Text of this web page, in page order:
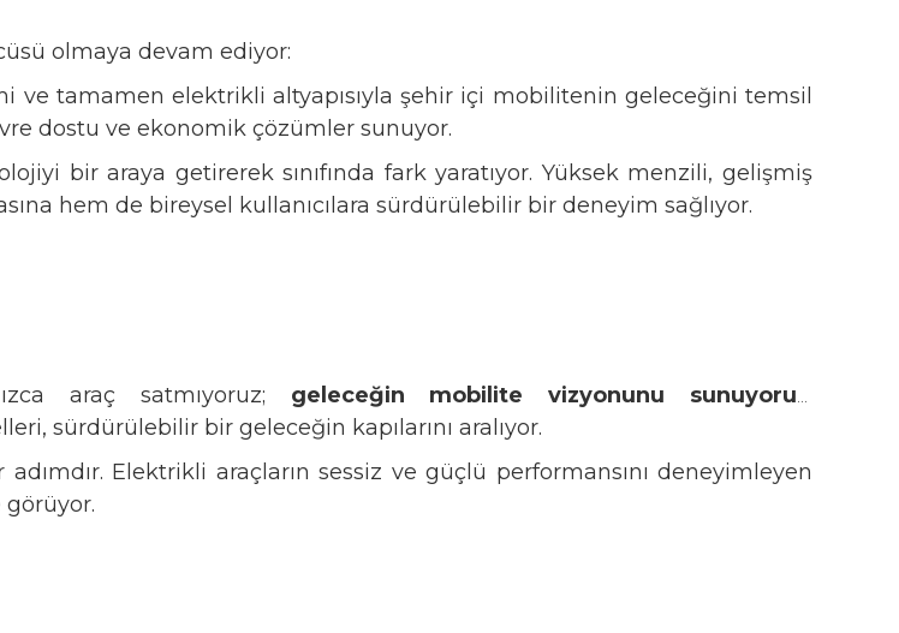
olmaya devam ediyor:
ve tamamen elektrikli altyapısıyla şehir içi mobilitenin geleceğini temsil
dostu ve ekonomik çözümler sunuyor.
bir araya getirerek sınıfında fark yaratıyor. Yüksek menzili, gelişmiş
hem de bireysel kullanıcılara sürdürülebilir bir deneyim sağlıyor.
araç satmıyoruz; geleceğin mobilite vizyonunu sunuyoruz
sürdürülebilir bir geleceğin kapılarını aralıyor.
adımdır. Elektrikli araçların sessiz ve güçlü performansını deneyimleyen
görüyor.